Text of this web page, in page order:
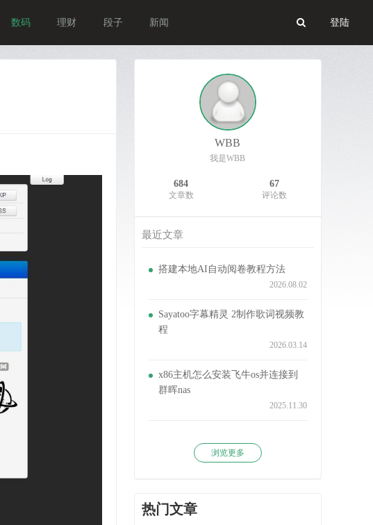
数码 理财 段子 新闻 登陆
WBB
我是WBB
684
文章数
67
评论数
最近文章
搭建本地AI自动阅卷教程方法
2026.08.02
Sayatoo字幕精灵 2制作歌词视频教
程
2026.03.14
x86主机怎么安装飞牛os并连接到
群晖nas
2025.11.30
浏览更多
热门文章